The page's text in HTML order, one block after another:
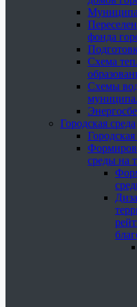
фонда
Схема
Схемы
Городская среда
Городская
среды на